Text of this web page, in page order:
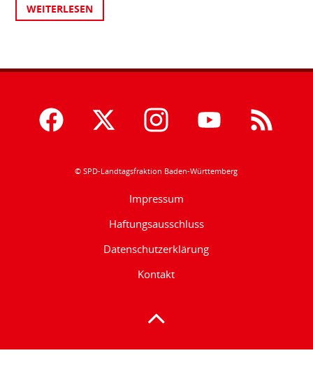
WEITERLESEN
© SPD-Landtagsfraktion Baden-Württemberg
Impressum
Haftungsausschluss
Datenschutzerklärung
Kontakt